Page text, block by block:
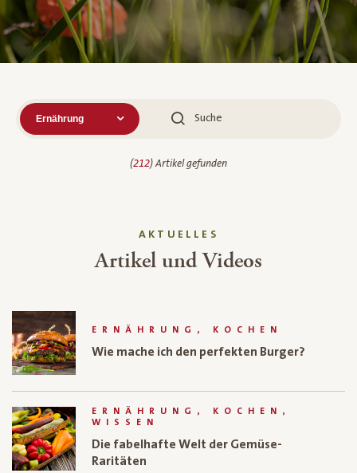
Suche
(212) Artikel gefunden
AKTUELLES
Artikel und Videos
ERNÄHRUNG, KOCHEN
Wie mache ich den perfekten Burger?
ERNÄHRUNG, KOCHEN,
WISSEN
Die fabelhafte Welt der Gemüse-
Raritäten